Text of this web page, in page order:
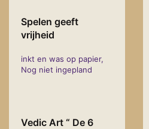
Spelen geeft
vrijheid
inkt en was op papier,
Nog niet ingepland
Vedic Art “ De 6